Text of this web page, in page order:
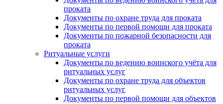
проката
Документы по охране труда для проката
Документы по первой помощи для проката
Документы по пожарной безопасности для
проката
Ритуальные услуги
Документы по ведению воинского учёта для
ритуальных услуг
Документы по охране труда для объектов
ритуальных услуг
Документы по первой помощи для объектов